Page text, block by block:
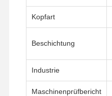
Kopfart
Beschichtung
Industrie
Maschinenprüfbericht